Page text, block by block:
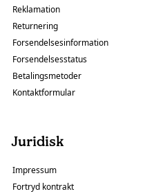
Reklamation
Returnering
Forsendelsesinformation
Forsendelsesstatus
Betalingsmetoder
Kontaktformular
Juridisk
Impressum
Fortryd kontrakt